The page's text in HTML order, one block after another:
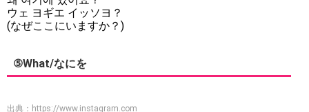
ウェ ヨギエ イッソヨ？
(なぜここにいますか？)
⑤What/なにを
出典： https://www.instagram.com